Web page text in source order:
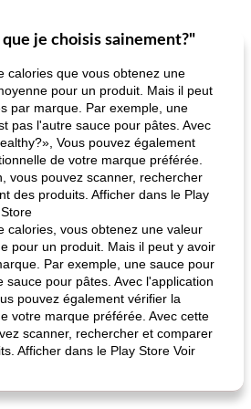
je choisis sainement?"
calories que vous obtenez une
pour un produit. Mais il peut
par marque. Par exemple, une
pas l'autre sauce pour pâtes. Avec
Vous pouvez également
de votre marque préférée.
vous pouvez scanner, rechercher
des produits. Afficher dans le Play
calories, vous obtenez une valeur
pour un produit. Mais il peut y avoir
Par exemple, une sauce pour
sauce pour pâtes. Avec l'application
pouvez également vérifier la
votre marque préférée. Avec cette
scanner, rechercher et comparer
Afficher dans le Play Store Voir